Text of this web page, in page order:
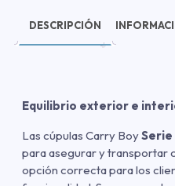
DESCRIPCIÓN
Equilibrio exterior e
Las cúpulas Carry BoySerie
para asegurar y transportar
opción correcta para los